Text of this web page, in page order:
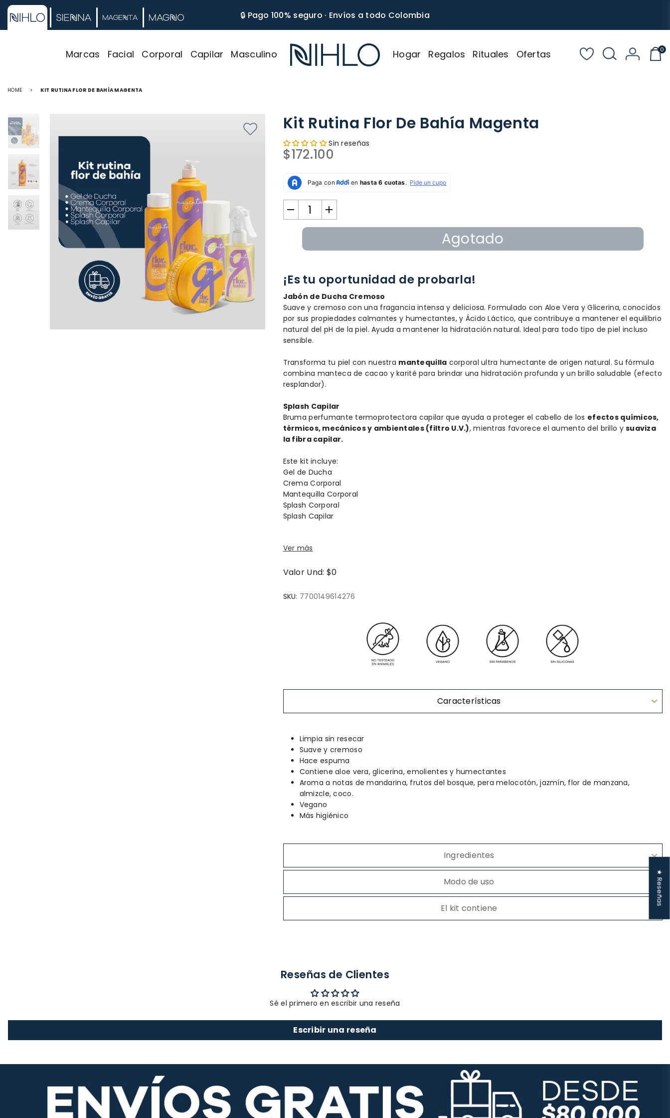
🔒 Pago 100% seguro · Envíos a todo Colombia
Marcas Facial Corporal Capilar Masculino Hogar Regalos Rituales Ofertas 0
HOME > KIT RUTINA FLOR DE BAHÍA MAGENTA
Kit Rutina Flor De Bahía Magenta
Sin reseñas
Precio
$172.100
Agotado
¡Es tu oportunidad de probarla!
Jabón de Ducha Cremoso
Suave y cremoso con una fragancia intensa y deliciosa. Formulado con Aloe Vera y Glicerina, conocidos
por sus propiedades calmantes y humectantes, y Ácido Láctico, que contribuye a mantener el equilibrio
natural del pH de la piel. Ayuda a mantener la hidratación natural. Ideal para todo tipo de piel incluso
sensible.
Transforma tu piel con nuestra mantequilla corporal ultra humectante de origen natural. Su fórmula
combina manteca de cacao y karité para brindar una hidratación profunda y un brillo saludable (efecto
resplandor).
Splash Capilar
Bruma perfumante termoprotectora capilar que ayuda a proteger el cabello de los efectos químicos,
térmicos, mecánicos y ambientales (filtro U.V.), mientras favorece el aumento del brillo ysuaviza
la fibra capilar.
Este kit incluye:
Gel de Ducha
Crema Corporal
Mantequilla Corporal
Splash Corporal
Splash Capilar
Ver más
Valor Und: $0
SKU: 7700149614276
Características
Limpia sin resecar
Suave y cremoso
Hace espuma
Contiene aloe vera, glicerina, emolientes y humectantes
Aroma a notas de mandarina, frutos del bosque, pera melocotón, jazmín, flor de manzana,
almizcle, coco.
Vegano
Más higiénico
Ingredientes
Modo de uso
El kit contiene
Reseñas de Clientes
Sé el primero en escribir una reseña
Escribir una reseña
★ Reseñas